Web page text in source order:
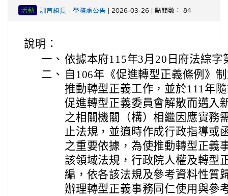
活動 訓育組長 - 學務處公告 | 2026-03-26 | 點閱數： 84
說明：
一、 依據本府115年3月20日府法綜字
二、 自106年《促進轉型正義條例》
推動轉型正義工作，並於111年
促進轉型正義委員會解散而邁入
之相關機關（構）相繼因應實務
止法規，並適時作成行政指導或
之重要依據，為使推動轉型正義
該領域法規，行政院人權及轉型
編，依各該法規及參考資料性質
辦理轉型正義事務同仁使用與參